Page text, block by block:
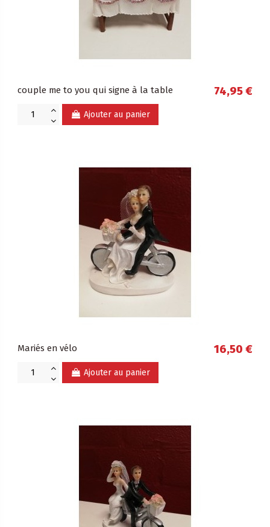
couple me to you qui signe à la table 74,95 €
Ajouter au panier
Mariés en vélo 16,50 €
Ajouter au panier